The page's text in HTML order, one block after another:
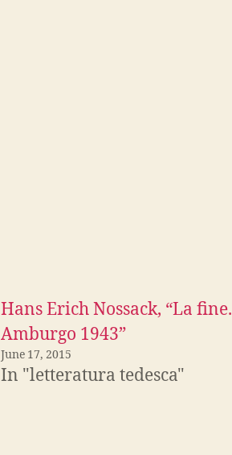
Hans Erich Nossack, “La fine.
Amburgo 1943”
June 17, 2015
In "letteratura tedesca"